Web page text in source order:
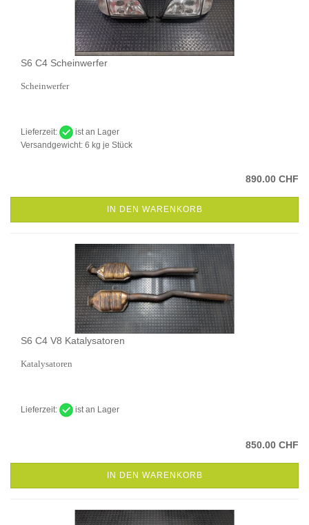
S6 C4 Scheinwerfer
Scheinwerfer
Lieferzeit:
ist an Lager
Versandgewicht: 6 kg je Stück
890.00 CHF
IN DEN WARENKORB
S6 C4 V8 Katalysatoren
Katalysatoren
Lieferzeit: ist an Lager
850.00 CHF
IN DEN WARENKORB